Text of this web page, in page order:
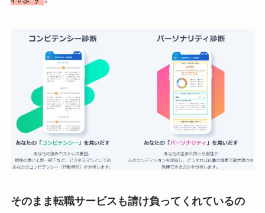
そのまま転職サービスも請け負ってくれているの